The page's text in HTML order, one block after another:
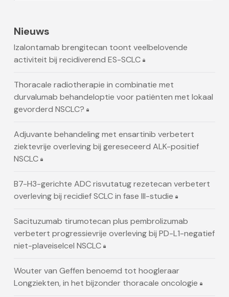
Nieuws
Izalontamab brengitecan toont veelbelovende
activiteit bij recidiverend ES-SCLC
Thoracale radiotherapie in combinatie met
durvalumab behandeloptie voor patiënten met lokaal
gevorderd NSCLC?
Adjuvante behandeling met ensartinib verbetert
ziektevrije overleving bij gereseceerd ALK-positief
NSCLC
B7-H3-gerichte ADC risvutatug rezetecan verbetert
overleving bij recidief SCLC in fase III-studie
Sacituzumab tirumotecan plus pembrolizumab
verbetert progressievrije overleving bij PD-L1-negatief
niet-plaveiselcel NSCLC
Wouter van Geffen benoemd tot hoogleraar
Longziekten, in het bijzonder thoracale oncologie